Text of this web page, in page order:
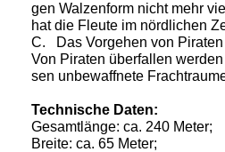
gen Walzenform nicht mehr
hat die Fleute im nördlichen
C.
Das Vorgehen von Piraten
Von Piraten überfallen
sen unbewaffnete
Technische Daten:
Gesamtlänge: ca. 240 Meter;
Breite: ca. 65 Meter;